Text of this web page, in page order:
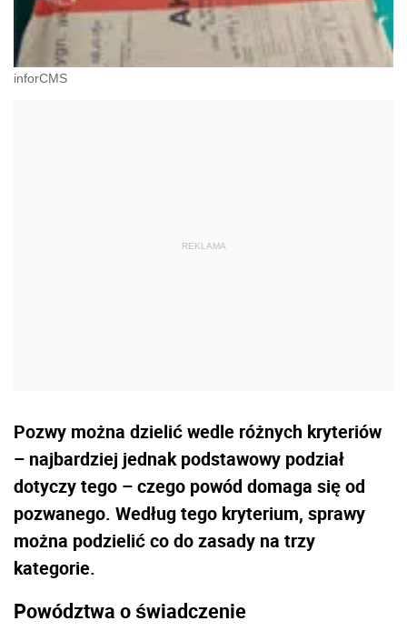
inforCMS
Pozwy można dzielić wedle różnych kryteriów
– najbardziej jednak podstawowy podział
dotyczy tego – czego powód domaga się od
pozwanego. Według tego kryterium, sprawy
można podzielić co do zasady na trzy
kategorie.
Powództwa o świadczenie